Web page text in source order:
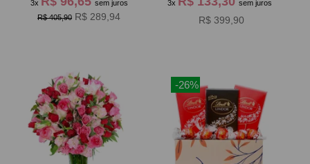
3x
sem juros
R$ 405,90 R$ 289,94
3x sem juros
R$ 399,90
-26%